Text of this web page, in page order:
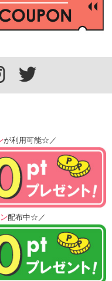
が利用可能☆／
配布中☆／